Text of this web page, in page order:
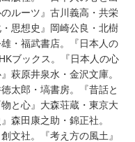
ルーツ』古川義高・共栄
思想史』岡崎公良・北樹
・福武書店。『日本人の
ブックス。『日本人の心
萩原井泉水・金沢文庫。
太郎・塙書房。『昔話と
と心』大森荘蔵・東京大
森田康之助・錦正社。
文社。『考え方の風土』